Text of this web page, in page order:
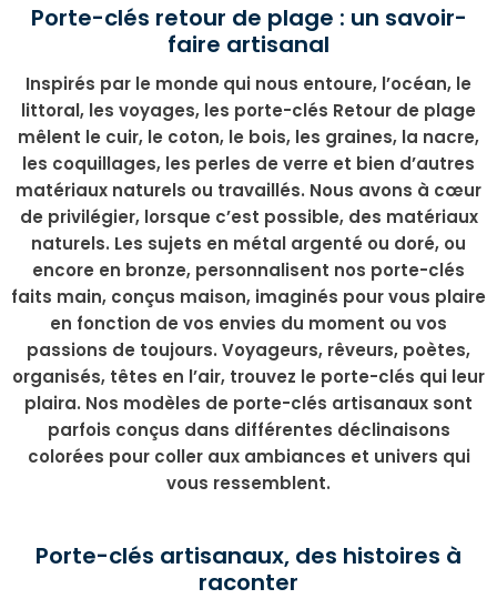
Porte-clés retour de plage : un savoir-
faire artisanal
Inspirés par le monde qui nous entoure, l’océan, le
littoral, les voyages, les porte-clés Retour de plage
mêlent le cuir, le coton, le bois, les graines, la nacre,
les coquillages, les perles de verre et bien d’autres
matériaux naturels ou travaillés. Nous avons à cœur
de privilégier, lorsque c’est possible, des matériaux
naturels. Les sujets en métal argenté ou doré, ou
encore en bronze, personnalisent nos porte-clés
faits main, conçus maison, imaginés pour vous plaire
en fonction de vos envies du moment ou vos
passions de toujours. Voyageurs, rêveurs, poètes,
organisés, têtes en l’air, trouvez le porte-clés qui leur
plaira. Nos modèles de porte-clés artisanaux sont
parfois conçus dans différentes déclinaisons
colorées pour coller aux ambiances et univers qui
vous ressemblent.
Porte-clés artisanaux, des histoires à
raconter